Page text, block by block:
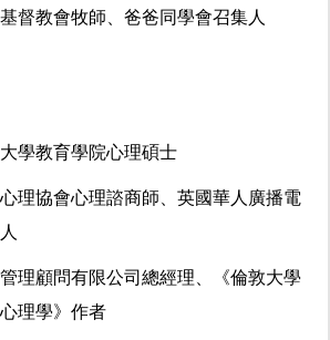
督教會牧師、爸爸同學會召集人
學教育學院心理碩士
理協會心理諮商師、英國華人廣播電
理顧問有限公司總經理、《倫敦大學
理學》作者